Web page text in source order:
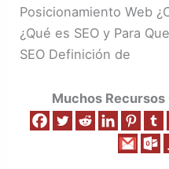
Posicionamiento Web
¿Qué es SEO y Para
SEO Definición de
Muchos